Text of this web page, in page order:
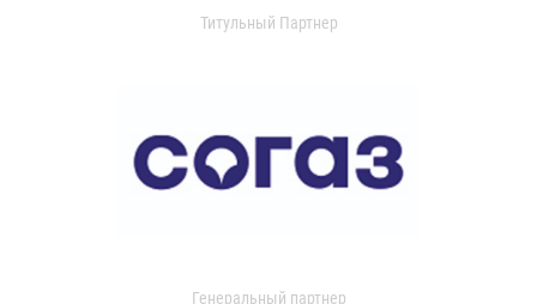
Титульный Партнер
Генеральный партнер